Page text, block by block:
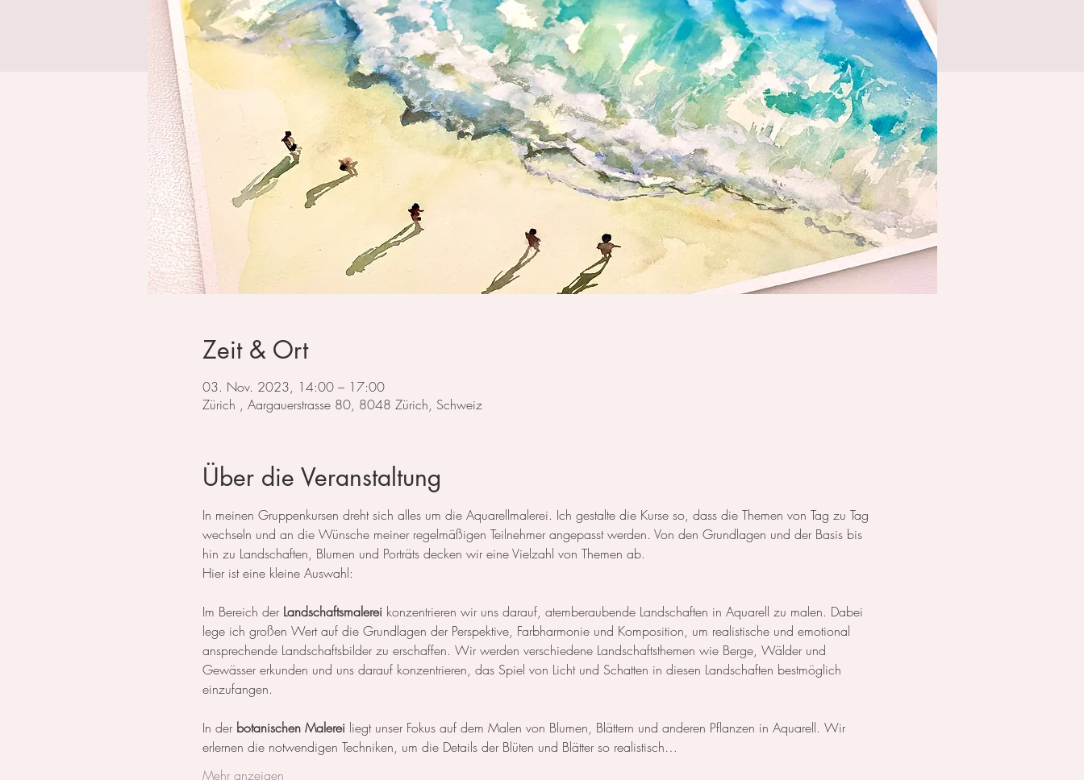
Zeit & Ort
03. Nov. 2023, 14:00 – 17:00
Zürich , Aargauerstrasse 80, 8048 Zürich, Schweiz
Über die Veranstaltung
In meinen Gruppenkursen dreht sich alles um die Aquarellmalerei. Ich gestalte die Kurse so, dass die Themen von Tag zu Tag
wechseln und an die Wünsche meiner regelmäßigen Teilnehmer angepasst werden. Von den Grundlagen und der Basis bis
hin zu Landschaften, Blumen und Porträts decken wir eine Vielzahl von Themen ab.
Hier ist eine kleine Auswahl:
Im Bereich der Landschaftsmalerei konzentrieren wir uns darauf, atemberaubende Landschaften in Aquarell zu malen. Dabei
lege ich großen Wert auf die Grundlagen der Perspektive, Farbharmonie und Komposition, um realistische und emotional
ansprechende Landschaftsbilder zu erschaffen. Wir werden verschiedene Landschaftsthemen wie Berge, Wälder und
Gewässer erkunden und uns darauf konzentrieren, das Spiel von Licht und Schatten in diesen Landschaften bestmöglich
einzufangen.
In der botanischen Malerei liegt unser Fokus auf dem Malen von Blumen, Blättern und anderen Pflanzen in Aquarell. Wir
erlernen die notwendigen Techniken, um die Details der Blüten und Blätter so realistisch…
Mehr anzeigen